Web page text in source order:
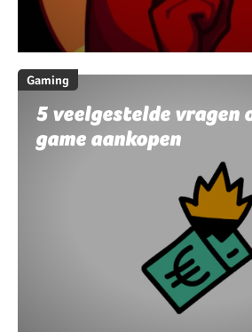
Gaming
5 veelgestelde vragen
game aankopen